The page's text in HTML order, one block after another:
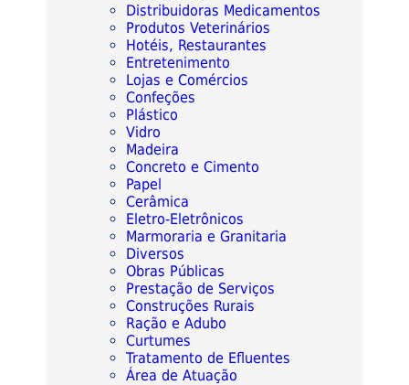
Distribuidoras Medicamentos
Produtos Veterinários
Hotéis, Restaurantes
Entretenimento
Lojas e Comércios
Confeções
Plástico
Vidro
Madeira
Concreto e Cimento
Papel
Cerâmica
Eletro-Eletrônicos
Marmoraria e Granitaria
Diversos
Obras Públicas
Prestação de Serviços
Construções Rurais
Ração e Adubo
Curtumes
Tratamento de Efluentes
Área de Atuação